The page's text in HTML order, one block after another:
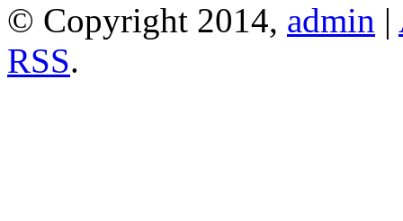
© Copyright 2014, admin |
RSS.